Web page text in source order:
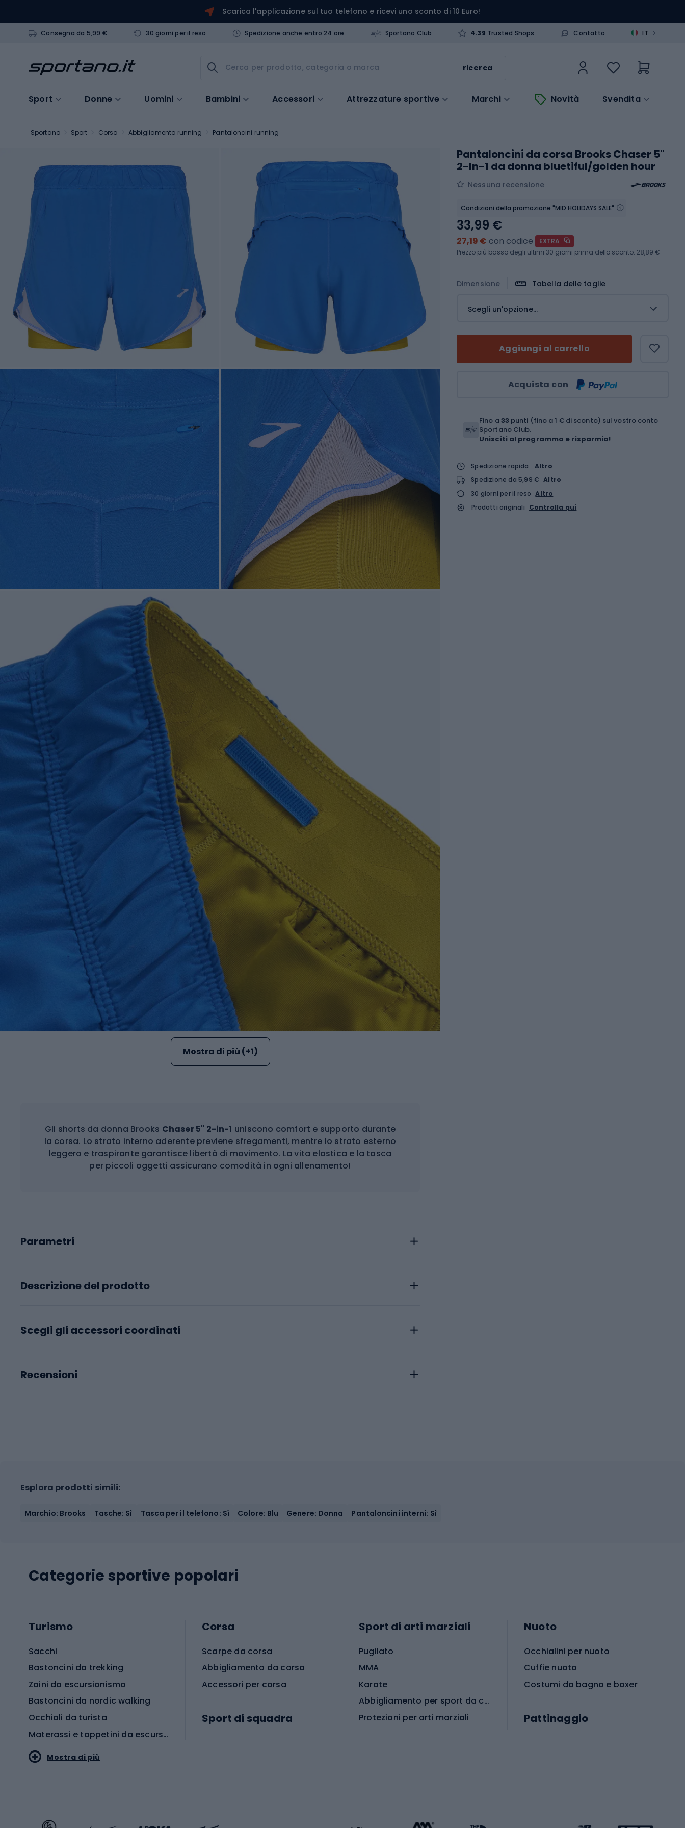
Scarica l'applicazione sul tuo telefono e ricevi uno sconto di 10 Euro!
Consegna da 5,99 € 30 giorni per il reso Spedizione anche entro 24 ore Sportano Club 4.39 Trusted Shops Contatto IT >
ricerca
Sport Donne Uomini Bambini Accessori Attrezzature sportive Marchi Novità Svendita
Sportano Sport Corsa Abbigliamento running Pantaloncini running
Mostra di più (+1)
Gli shorts da donna Brooks Chaser 5" 2-in-1 uniscono comfort e supporto durante
la corsa. Lo strato interno aderente previene sfregamenti, mentre lo strato esterno
leggero e traspirante garantisce libertà di movimento. La vita elastica e la tasca
per piccoli oggetti assicurano comodità in ogni allenamento!
Parametri
Descrizione del prodotto
Scegli gli accessori coordinati
Recensioni
Pantaloncini da corsa Brooks Chaser 5"
2-In-1 da donna bluetiful/golden hour
Nessuna recensione
Condizioni della promozione "MID HOLIDAYS SALE"
Dimensione Tabella delle taglie
Scegli un'opzione...
Aggiungi al carrello
Acquista con
33,99 €
27,19 € con codice
EXTRA
Prezzo più basso degli ultimi 30 giorni prima dello sconto: 28,89 €
Fino a33 punti (fino a 1 € di sconto) sul vostro conto
Sportano Club.
Unisciti al programma e risparmia!
Spedizione rapida
Altro
Spedizione da 5,99 € Altro
30 giorni per il reso Altro
Prodotti originali Controlla qui
Esplora prodotti simili:
Marchio: Brooks Tasche: Sì Tasca per il telefono: Sì Colore: Blu Genere: Donna Pantaloncini interni: Sì
Categorie sportive popolari
Turismo
Sacchi
Bastoncini da trekking
Zaini da escursionismo
Bastoncini da nordic walking
Occhiali da turista
Materassi e tappetini da escursionismo
Corsa
Scarpe da corsa
Abbigliamento da corsa
Accessori per corsa
Sport di squadra
Sport di arti marziali
Pugilato
MMA
Karate
Abbigliamento per sport da combattimento
Protezioni per arti marziali
Nuoto
Occhialini per nuoto
Cuffie nuoto
Costumi da bagno e boxer
Pattinaggio
Mostra di più